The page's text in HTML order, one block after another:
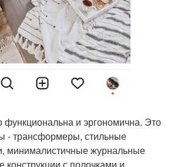
функциональна и эргономична. Это
- трансформеры, стильные
минималистичные журнальные